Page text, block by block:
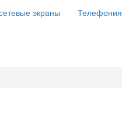
экраны Телефония